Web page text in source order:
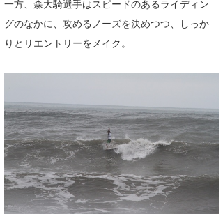
一方、森大騎選手はスピードのあるライディン
グのなかに、攻めるノーズを決めつつ、しっか
りとリエントリーをメイク。